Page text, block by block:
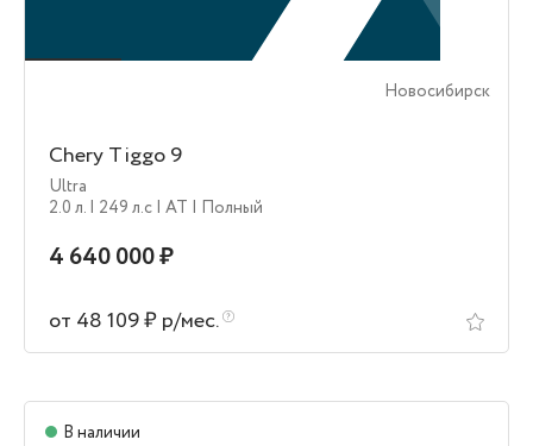
Новосибирск
Chery Tiggo 9
Ultra
2.0 л. | 249 л.c | AT | Полный
4 640 000 ₽
от 48 109 ₽ р/мес.
В наличии